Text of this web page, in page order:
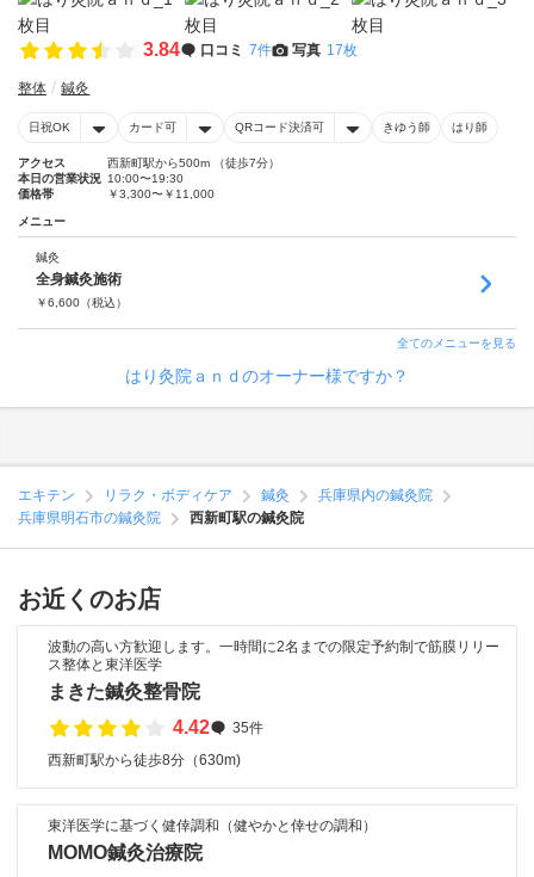
3.84 口コミ 7件 写真 17枚
整体 鍼灸
日祝OK カード可 QRコード決済可 きゆう師 はり師
アクセス
西新町駅から500m （徒歩7分）
本日の営業状況 10:00〜19:30
価格帯
￥3,300〜￥11,000
メニュー
鍼灸
全身鍼灸施術
￥6,600 （税込）
全てのメニューを見る
はり灸院ａｎｄのオーナー様ですか？
エキテン リラク・ボディケア 鍼灸
兵庫県内の鍼灸院
兵庫県明石市の鍼灸院
西新町駅の鍼灸院
お近くのお店
波動の高い方歓迎します。一時間に2名までの限定予約制で筋膜リリー
ス整体と東洋医学
まきた鍼灸整骨院
4.42
35件
西新町駅から徒歩8分（630m)
東洋医学に基づく健倖調和（健やかと倖せの調和）
MOMO鍼灸治療院